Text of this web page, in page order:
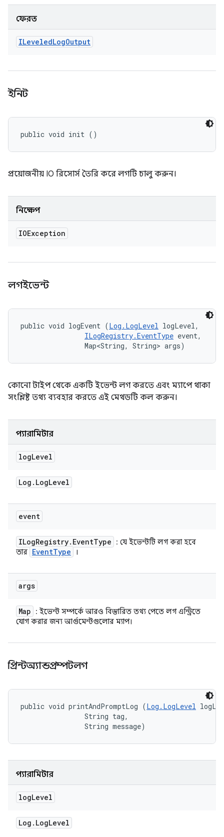
ফেরত
ILeveledLogOutput
ইনিট
public void init ()
প্রয়োজনীয় IO রিসোর্স তৈরি করে লগটি চালু করুন।
নিক্ষেপ
IOException
লগইভেন্ট
public void logEvent (Log.LogLevel logLevel,
ILogRegistry.EventType event,
                Map<String, String> args)
কোনো টাইপ থেকে একটি ইভেন্ট লগ করতে এবং ম্যাপে থাকা
সংশ্লিষ্ট তথ্য ব্যবহার করতে এই মেথডটি কল করুন।
প্যারামিটার
logLevel
Log . LogLevel
event
ILogRegistry. EventType
: যে ইভেন্টটি লগ করা হবে
তার EventType ।
args
Map
: ইভেন্ট সম্পর্কে আরও বিস্তারিত তথ্য পেতে লগ এন্ট্রিতে
যোগ করার জন্য আর্গুমেন্টগুলোর ম্যাপ।
প্রিন্টঅ্যান্ডপ্রম্পটলগ
public void printAndPromptLog (Log.LogLevel
                String tag,
                String message)
প্যারামিটার
logLevel
Log . LogLevel